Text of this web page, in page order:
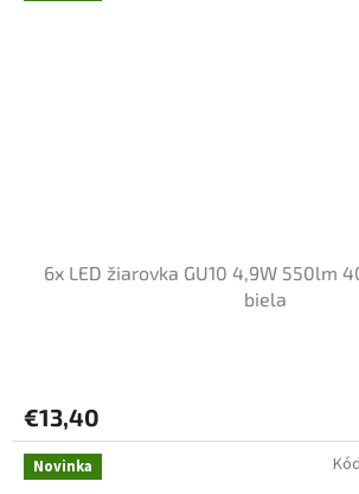
6x LED žiarovka GU10 4,9W 550lm
biela
€13,40
Novinka